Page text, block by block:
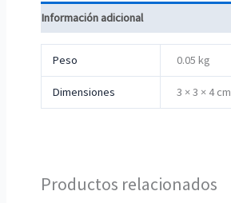
Información adicional
Peso 0.05 kg
Dimensiones 3 × 3 × 4 cm
Productos relacionados